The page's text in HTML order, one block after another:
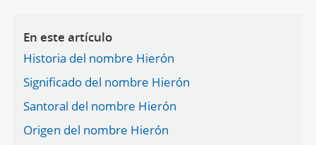
En este artículo
Historia del nombre Hierón
Significado del nombre Hierón
Santoral del nombre Hierón
Origen del nombre Hierón